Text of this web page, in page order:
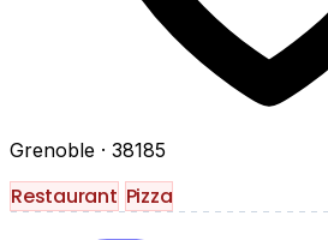
Grenoble · 38185
Restaurant Pizza